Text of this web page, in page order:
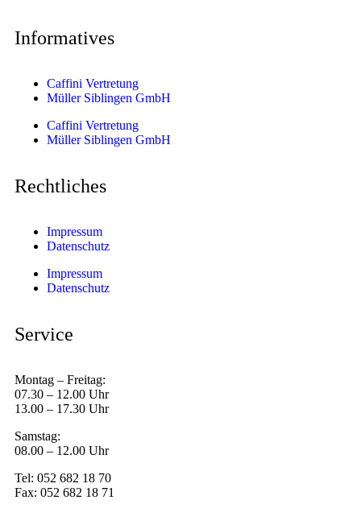
Informatives
Caffini Vertretung
Müller Siblingen GmbH
Caffini Vertretung
Müller Siblingen GmbH
Rechtliches
Impressum
Datenschutz
Impressum
Datenschutz
Service
Montag – Freitag:
07.30 – 12.00 Uhr
13.00 – 17.30 Uhr
Samstag:
08.00 – 12.00 Uhr
Tel: 052 682 18 70
Fax: 052 682 18 71